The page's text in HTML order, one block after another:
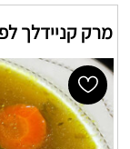
מרק קניידלך